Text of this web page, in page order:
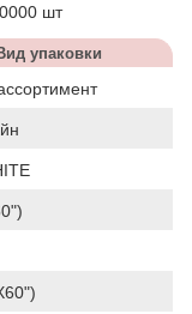
шт
упаковки